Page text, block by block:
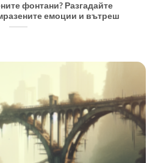
фонтани? Разгадайте
емоции и вътреш